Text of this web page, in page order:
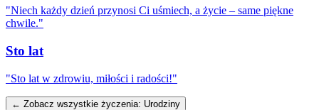
"Niech każdy dzień przynosi Ci uśmiech, a życie – same piękne
chwile."
Sto lat
"Sto lat w zdrowiu, miłości i radości!"
← Zobacz wszystkie życzenia: Urodziny